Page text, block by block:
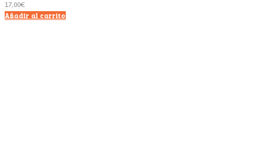
17,00€
Añadir al carrito